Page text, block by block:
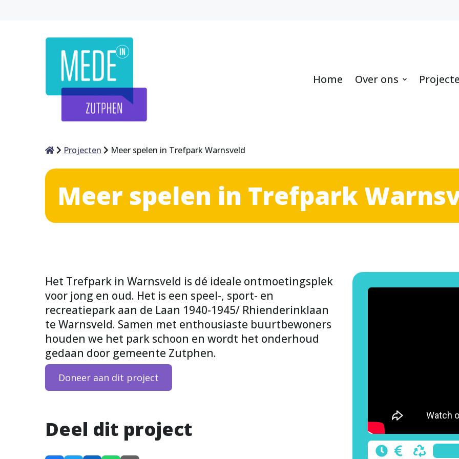
Home Over ons
HomeProjecten Meer spelen in Trefpark Warnsveld
Meer spelen in Trefpark
Het Trefpark in Warnsveld is dé ideale ontmoetingsplek
voor jong en oud. Het is een speel-, sport- en
recreatiepark aan de Laan 1940-1945/ Rhienderinklaan
te Warnsveld. Samen met enthousiaste buurtbewoners
houden we het park schoon en wordt het onderhoud
gedaan door gemeente Zutphen.
Doneer aan dit project
Deel dit project